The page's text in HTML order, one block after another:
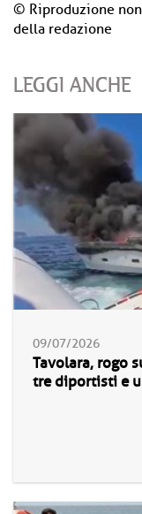
© Riproduzione
della redazione
LEGGI ANCHE
09/07/2026
Tavolara, rogo
tre diportisti e